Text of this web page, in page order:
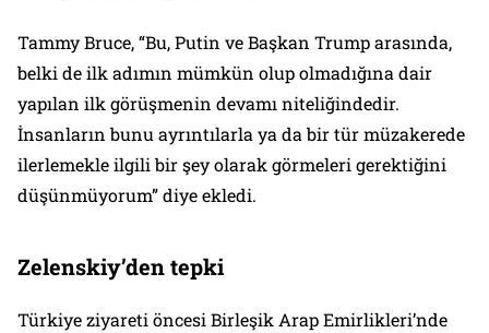
Tammy Bruce, “Bu, Putin ve Başkan Trump arasında,
belki de ilk adımın mümkün olup olmadığına dair
yapılan ilk görüşmenin devamı niteliğindedir.
İnsanların bunu ayrıntılarla ya da bir tür müzakerede
ilerlemekle ilgili bir şey olarak görmeleri gerektiğini
düşünmüyorum” diye ekledi.
Zelenskiy’den tepki
Türkiye ziyareti öncesi Birleşik Arap Emirlikleri’nde